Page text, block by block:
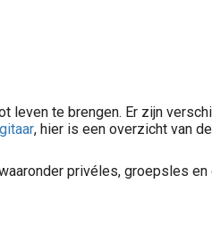
te brengen. Er zijn
gitaar, hier is een overzicht van
privéles, groepsles